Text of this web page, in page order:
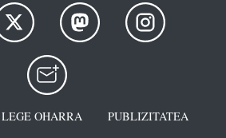
LEGE OHARRA
PUBLIZITATEA